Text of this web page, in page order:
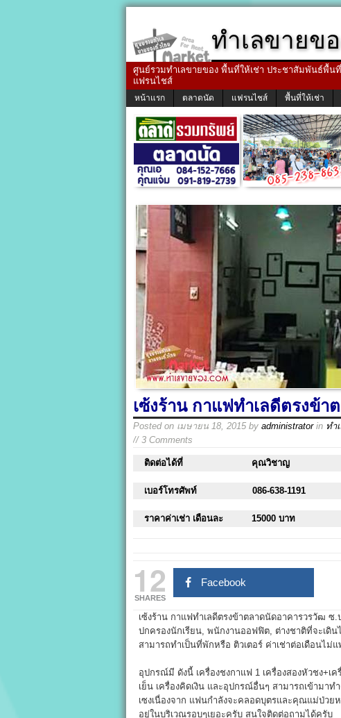
ทำเลขายข
ศูนย์รวมทำเลขายของ พื้นที่ให้เช่า ประชาสัมพันธ์พื้น
แฟรนไชส์
หน้าแรก ตลาดนัด แฟรนไชส์ พื้นที่ให้เช่า
เซ้งร้าน กาแฟทำเลดีตรงข้
Posted on เมษายน 18, 2015 by administratorin ทำ
// 3 Comments
ติดต่อได้ที่ คุณวิชาญ
เบอร์โทรศัพท์ 086-638-1191
ราคาค่าเช่า เดือนละ 15000 บาท
12
SHARES
Facebook
เซ้งร้าน กาแฟทำเลดีตรงข้าตลาดนัดอาคารวรวัฒ
ปกครองนักเรียน, พนักงานออฟฟิต, ต่างชาติที่จะเ
สามารถทำเป็นที่พักหรือ ติวเตอร์ ค่าเช่าต่อเดือนไม่แ
อุปกรณ์มี ดังนี้ เครื่องชงกาแฟ 1 เครื่องสองหัวชง+เ
เย็น เครื่องคิดเงิน และอุปกรณ์อื่นๆ สามารถเข้ามา
เซงเนื่องจาก แฟนกำลังจะคลอดบุตรและคุณแม่ป่ว
อยู่ในบริเวณรอบๆเยอะครับ สนใจติดต่อถามได้ครับ